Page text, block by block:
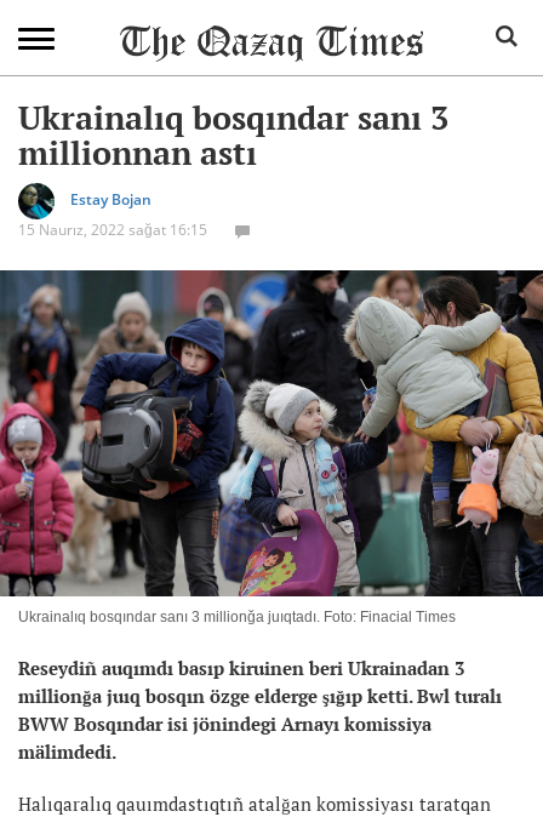
Ukrainalıq bosqındar sanı 3
millionnan astı
Estay Bojan
15 Naurız, 2022 sağat 16:15
Ukrainalıq bosqındar sanı 3 millionğa juıqtadı. Foto: Finacial Times
Reseydiñ auqımdı basıp kiruinen beri Ukrainadan 3
millionğa juıq bosqın özge elderge şığıp ketti. Bwl turalı
BWW Bosqındar isi jönindegi Arnayı komissiya
mälimdedi.
Halıqaralıq qauımdastıqtıñ atalğan komissiyası taratqan